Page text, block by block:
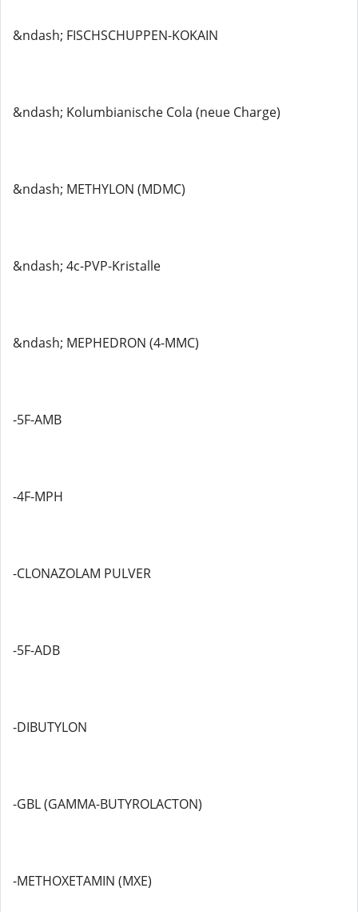
&ndash; FISCHSCHUPPEN-KOKAIN
&ndash; Kolumbianische Cola (neue Charge)
&ndash; METHYLON (MDMC)
&ndash; 4c-PVP-Kristalle
&ndash; MEPHEDRON (4-MMC)
-5F-AMB
-4F-MPH
-CLONAZOLAM PULVER
-5F-ADB
-DIBUTYLON
-GBL (GAMMA-BUTYROLACTON)
-METHOXETAMIN (MXE)